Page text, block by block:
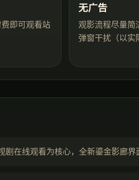
即可观看站
无广告
观影流程尽量简
弹窗干扰（以实
剧在线观看为核心，全新鎏金影廊界